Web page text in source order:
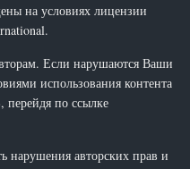
на условиях лицензии
Если нарушаются Ваши
использования контента
перейдя по ссылке
нарушения авторских прав и